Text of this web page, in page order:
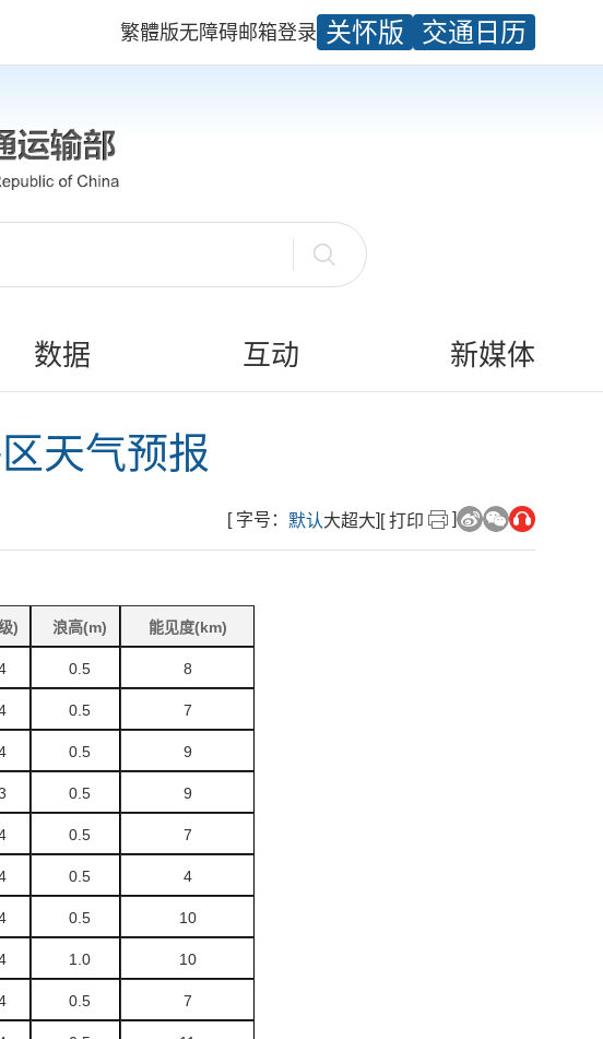
繁體版无障碍邮箱登录 关怀版 交通日历
数据 互动 新媒体
天气预报
[ 字号： 默认大超大] [ 打印 ]
) 浪高(m) 能见度(km)
0.5 8
0.5 7
0.5 9
0.5 9
0.5 7
0.5 4
0.5 10
1.0 10
0.5 7